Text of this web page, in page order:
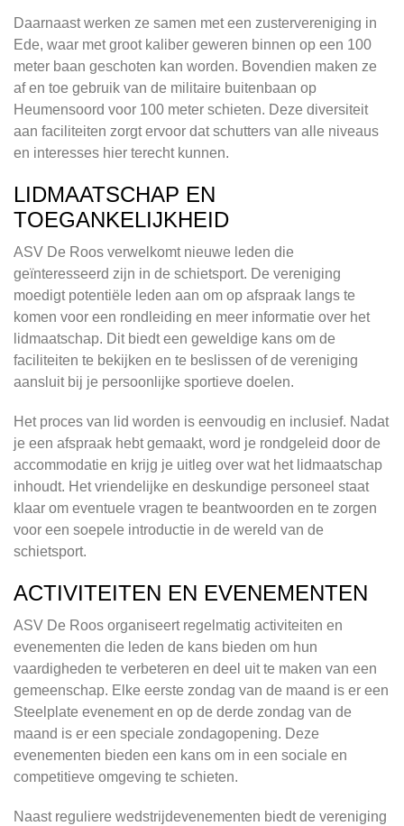
Daarnaast werken ze samen met een zustervereniging in
Ede, waar met groot kaliber geweren binnen op een 100
meter baan geschoten kan worden. Bovendien maken ze
af en toe gebruik van de militaire buitenbaan op
Heumensoord voor 100 meter schieten. Deze diversiteit
aan faciliteiten zorgt ervoor dat schutters van alle niveaus
en interesses hier terecht kunnen.
LIDMAATSCHAP EN
TOEGANKELIJKHEID
ASV De Roos verwelkomt nieuwe leden die
geïnteresseerd zijn in de schietsport. De vereniging
moedigt potentiële leden aan om op afspraak langs te
komen voor een rondleiding en meer informatie over het
lidmaatschap. Dit biedt een geweldige kans om de
faciliteiten te bekijken en te beslissen of de vereniging
aansluit bij je persoonlijke sportieve doelen.
Het proces van lid worden is eenvoudig en inclusief. Nadat
je een afspraak hebt gemaakt, word je rondgeleid door de
accommodatie en krijg je uitleg over wat het lidmaatschap
inhoudt. Het vriendelijke en deskundige personeel staat
klaar om eventuele vragen te beantwoorden en te zorgen
voor een soepele introductie in de wereld van de
schietsport.
ACTIVITEITEN EN EVENEMENTEN
ASV De Roos organiseert regelmatig activiteiten en
evenementen die leden de kans bieden om hun
vaardigheden te verbeteren en deel uit te maken van een
gemeenschap. Elke eerste zondag van de maand is er een
Steelplate evenement en op de derde zondag van de
maand is er een speciale zondagopening. Deze
evenementen bieden een kans om in een sociale en
competitieve omgeving te schieten.
Naast reguliere wedstrijdevenementen biedt de vereniging